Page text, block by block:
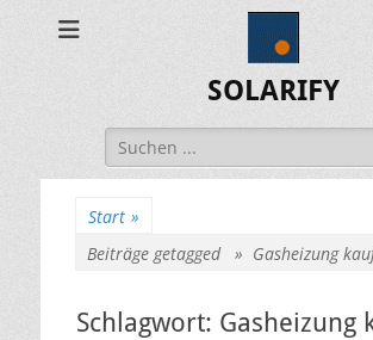
SOLARIFY
Suchen
nach:
Start »
Beiträge getagged » Gasheizung
Schlagwort: Gasheizung